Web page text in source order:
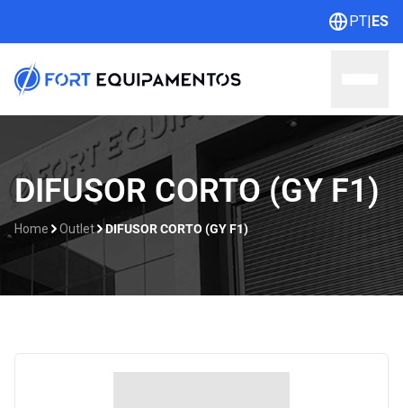
PT|ES
Home
Sobre nosotros
DIFUSOR CORTO (GY F1)
Home Outlet DIFUSOR CORTO (GY F1)